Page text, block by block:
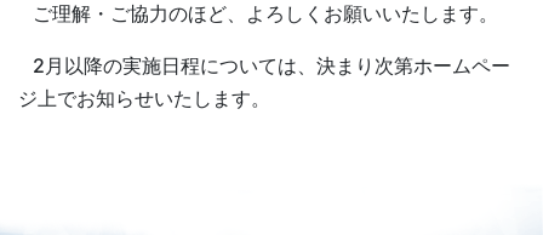
ご理解・ご協力のほど、よろしくお願いいたします。
2月以降の実施日程については、決まり次第ホームペー
ジ上でお知らせいたします。